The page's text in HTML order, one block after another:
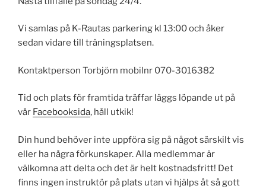
Vi samlas på K-Rautas parkering kl 13:00 och åker
sedan vidare till träningsplatsen.
Kontaktperson Torbjörn mobilnr 070-3016382
Tid och plats för framtida träffar läggs löpande ut på
vår Facebooksida, håll utkik!
Din hund behöver inte uppföra sig på något särskilt vis
eller ha några förkunskaper. Alla medlemmar är
välkomna att delta och det är helt kostnadsfritt! Det
finns ingen instruktör på plats utan vi hjälps åt så gott